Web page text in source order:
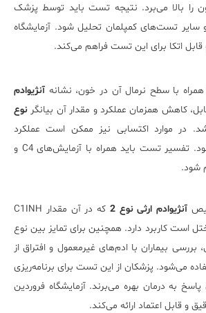
را بالا می‌برد. نتیجه تست باید توسط پزشک
و سایر تست‌های کمپلمان تحلیل شود. آزمایشگاه
اتکا برای این تست فراهم می‌کند.
آنژیوادم
کاهش همزمان عملکرد و مقدار آن بیانگر نوع
در موارد اکتسابی نیز ممکن است عملکرد
C1INH دچار کاهش شود. تفسیر تست باید همراه با آزمایش‌های C4 و
آنژیوادم ارثی نوع 2
که در آن مقدار C1INH
است کاربرد دارد. همچنین برای تمایز بین نوع
ارثی، بررسی بیماران با ادم‌های غیرمعمول و افتراق از
می‌شود. پزشکان از این تست برای برنامه‌ریزی
به درمان بهره می‌برند. آزمایشگاه فروردین
و قابل اعتماد ارائه می‌کند.